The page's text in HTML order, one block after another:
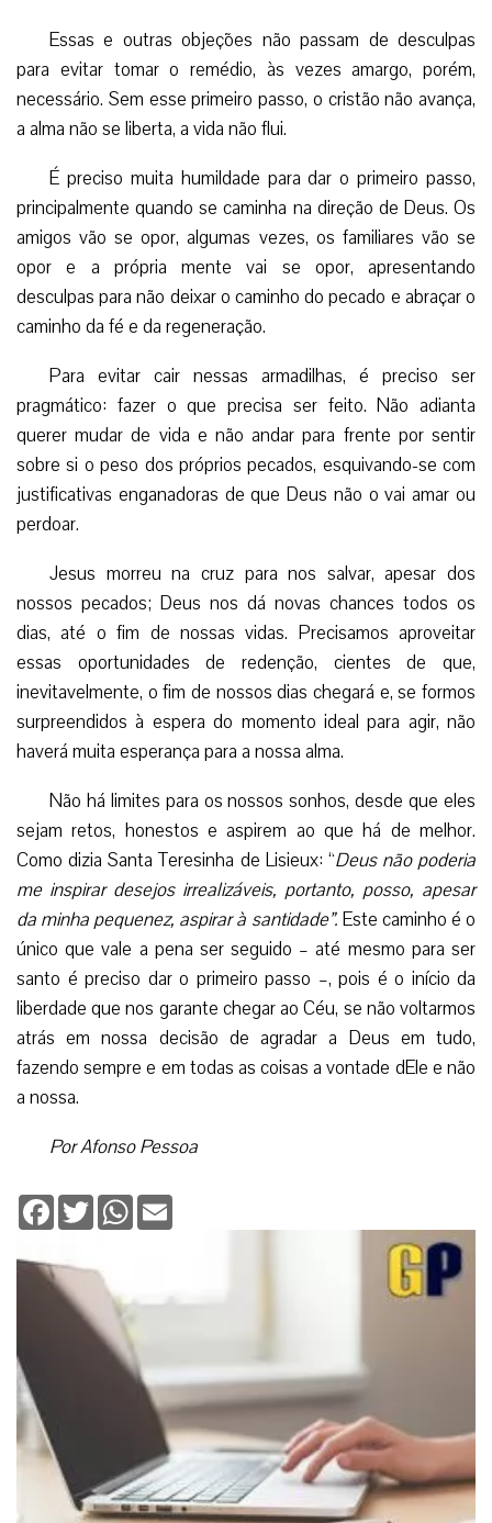
Essas e outras objeções não passam de desculpas
para evitar tomar o remédio, às vezes amargo, porém,
necessário. Sem esse primeiro passo, o cristão não avança,
a alma não se liberta, a vida não flui.
É preciso muita humildade para dar o primeiro passo,
principalmente quando se caminha na direção de Deus. Os
amigos vão se opor, algumas vezes, os familiares vão se
opor e a própria mente vai se opor, apresentando
desculpas para não deixar o caminho do pecado e abraçar o
caminho da fé e da regeneração.
Para evitar cair nessas armadilhas, é preciso ser
pragmático: fazer o que precisa ser feito. Não adianta
querer mudar de vida e não andar para frente por sentir
sobre si o peso dos próprios pecados, esquivando-se com
justificativas enganadoras de que Deus não o vai amar ou
perdoar.
Jesus morreu na cruz para nos salvar, apesar dos
nossos pecados; Deus nos dá novas chances todos os
dias, até o fim de nossas vidas. Precisamos aproveitar
essas oportunidades de redenção, cientes de que,
inevitavelmente, o fim de nossos dias chegará e, se formos
surpreendidos à espera do momento ideal para agir, não
haverá muita esperança para a nossa alma.
Não há limites para os nossos sonhos, desde que eles
sejam retos, honestos e aspirem ao que há de melhor.
Como dizia Santa Teresinha de Lisieux: “Deus não poderia
me inspirar desejos irrealizáveis, portanto, posso, apesar
da minha pequenez, aspirar à santidade”. Este caminho é o
único que vale a pena ser seguido – até mesmo para ser
santo é preciso dar o primeiro passo –, pois é o início da
liberdade que nos garante chegar ao Céu, se não voltarmos
atrás em nossa decisão de agradar a Deus em tudo,
fazendo sempre e em todas as coisas a vontade dEle e não
a nossa.
Por Afonso Pessoa
Facebook
TwitterWhatsApp